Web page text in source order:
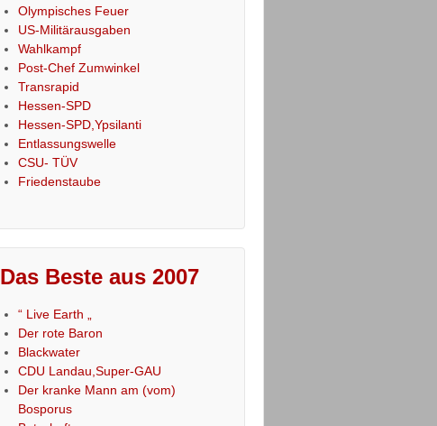
Olympisches Feuer
US-Militärausgaben
Wahlkampf
Post-Chef Zumwinkel
Transrapid
Hessen-SPD
Hessen-SPD,Ypsilanti
Entlassungswelle
CSU- TÜV
Friedenstaube
Das Beste aus 2007
“ Live Earth „
Der rote Baron
Blackwater
CDU Landau,Super-GAU
Der kranke Mann am (vom)
Bosporus